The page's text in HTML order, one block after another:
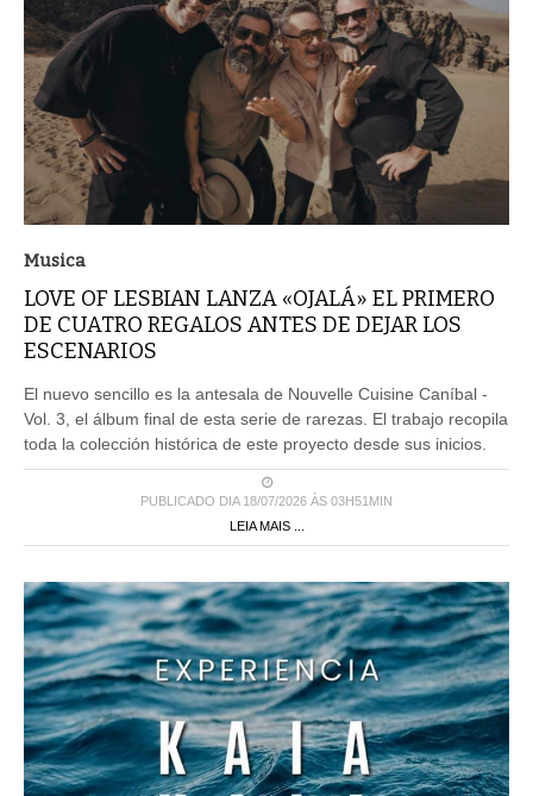
Musica
LOVE OF LESBIAN LANZA «OJALÁ» EL PRIMERO
DE CUATRO REGALOS ANTES DE DEJAR LOS
ESCENARIOS
El nuevo sencillo es la antesala de Nouvelle Cuisine Caníbal -
Vol. 3, el álbum final de esta serie de rarezas. El trabajo recopila
toda la colección histórica de este proyecto desde sus inicios.
PUBLICADO DIA 18/07/2026 ÀS 03H51MIN
LEIA MAIS ...